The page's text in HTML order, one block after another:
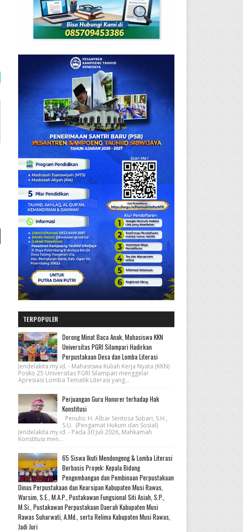
TERPOPULER
Dorong Minat Baca Anak, Mahasiswa KKN
Universitas PGRI Silampari Hadirkan
Perpustakaan Desa dan Lomba Literasi
Jendelakita.my.id. - Mahasiswa Kuliah Kerja Nyata (KKN)
Posko 25 Universitas PGRI Silampari menggelar
Apresiasi Lomba Tematik Literasi yang...
Perjuangan Guru Honorer terhadap Hak
Konstitusi
Penulis: H. Albar Sentosa Subari, S.H.,
S.U. (Pengamat Hukum dan Sosial)
Jendelakita.my.id. - Pada 30 Juli 2026, Mahkamah
Konstitusi men...
65 Siswa Ikuti Mendongeng & Lomba Literasi
Berbasis Proyek: Kepala Bidang
Pengembangan dan Pembinaan Perpustakaan
Dinas Perpustakaan dan Kearsipan Kabupaten Musi Rawas,
Warsim, S.E., M.A.P., Pustakawan Fungsional Siti Asiah, S.P.,
M.Si., Pustakawan Perpustakaan Daerah Kabupaten Musi
Rawas Suharwati, A.Md., serta Relima Kabupaten Musi Rawas,
Jadi Juri